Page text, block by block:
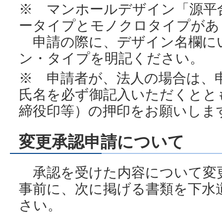
※ マンホールデザイン「源平
ータイプとモノクロタイプが
申請の際に、デザイン名欄に
ン・タイプを明記ください。
※ 申請者が、法人の場合は、
氏名を必ず御記入いただくと
締役印等）の押印をお願いしま
変更承認申請について
承認を受けた内容について変
事前に、次に掲げる書類を下
さい。